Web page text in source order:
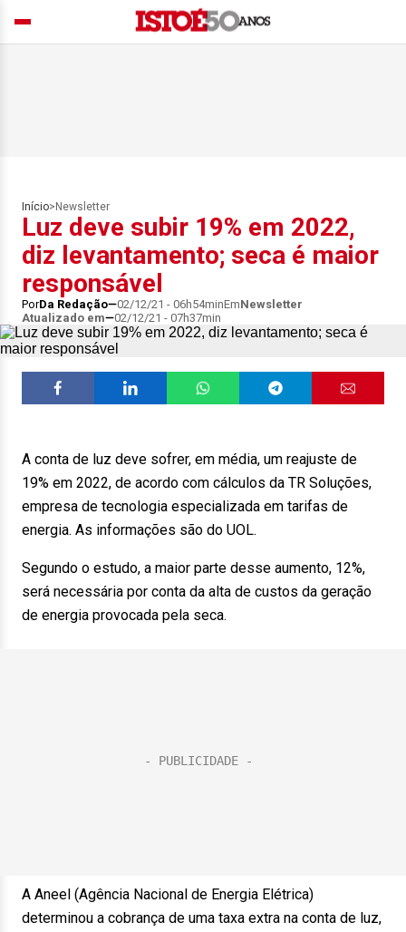
Início> Newsletter
Luz deve subir 19% em 2022,
diz levantamento; seca é maior
responsável
PorDa Redação 02/12/21 - 06h54minEmNewsletter
Atualizado em
02/12/21 - 07h37min
A conta de luz deve sofrer, em média, um reajuste de
19% em 2022, de acordo com cálculos da TR Soluções,
empresa de tecnologia especializada em tarifas de
energia. As informações são do UOL.
Segundo o estudo, a maior parte desse aumento, 12%,
será necessária por conta da alta de custos da geração
de energia provocada pela seca.
A Aneel (Agência Nacional de Energia Elétrica)
determinou a cobrança de uma taxa extra na conta de luz,